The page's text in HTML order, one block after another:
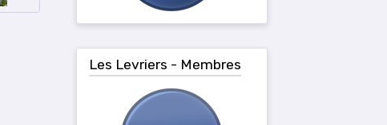
Les Levriers - Membres